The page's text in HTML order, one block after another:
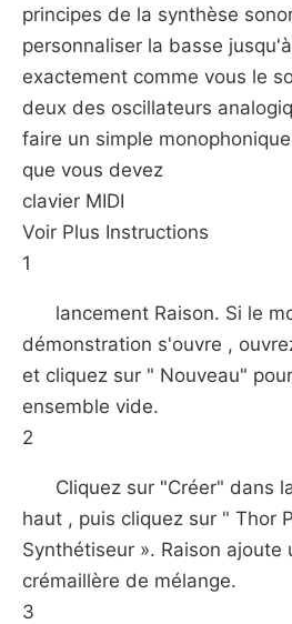
principes de la synthèse
personnaliser la basse
exactement comme vous le
deux des oscillateurs
faire un simple
que vous devez
clavier MIDI
Voir Plus Instructions
1
lancement Raison. Si le
démonstration s'ouvre ,
et cliquez sur " Nouveau"
ensemble vide.
2
Cliquez sur "Créer" dans
haut , puis cliquez sur " Thor
Synthétiseur ». Raison ajoute
crémaillère de mélange.
3